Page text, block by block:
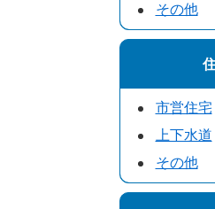
その他
市営住宅
上下水道
その他